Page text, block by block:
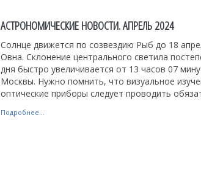
АСТРОНОМИЧЕСКИЕ НОВОСТИ. АПРЕЛЬ 2024
Солнце движется по созвездию Рыб до 18
Овна. Склонение центрального светила
дня быстро увеличивается от 13 часов 07
Москвы. Нужно помнить, что визуальное
оптические приборы следует проводить
Подробнее...